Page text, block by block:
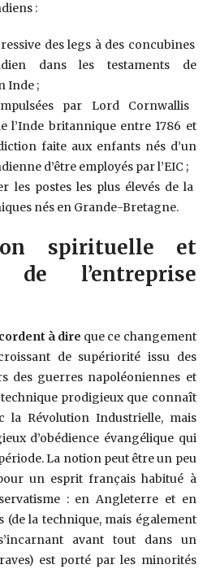
:
des legs à des concubines
dans les testaments de
Inde ;
par Lord Cornwallis
l’Inde britannique entre 1786 et
faite aux enfants nés d’un
d’être employés par l’EIC ;
les postes les plus élevés de la
nés en Grande-Bretagne.
spirituelle et
de l’entreprise
à dire que ce changement
de supériorité issu des
des guerres napoléoniennes et
technique prodigieux que connaît
la Révolution Industrielle, mais
d’obédience évangélique qui
La notion peut être un peu
un esprit français habitué à
: en Angleterre et en
(de la technique, mais également
avant tout dans un
est porté par les minorités